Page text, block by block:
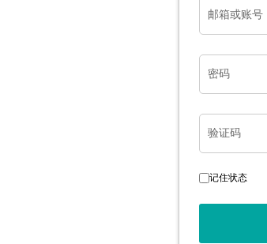
邮箱或账号
密码
验证码
记住状态